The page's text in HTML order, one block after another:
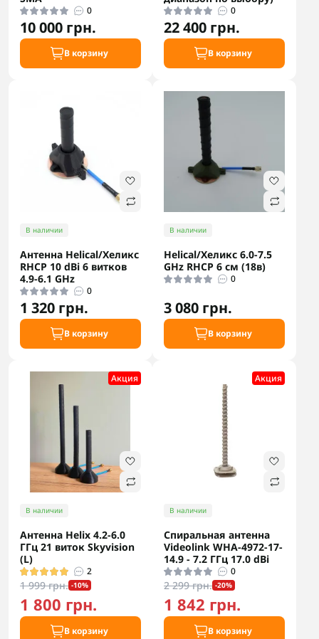
0
10 000 грн.
В корзину
0
22 400 грн.
В корзину
В наличии
Антенна Helical/Хеликс
RHCP 10 dBi 6 витков
4.9-6.1 GHz
0
1 320 грн.
В корзину
В наличии
Helical/Хеликс 6.0-7.5
GHz RHCP 6 см (18в)
0
3 080 грн.
В корзину
Акция
В наличии
Антенна Helix 4.2-6.0
ГГц 21 виток Skyvision
(L)
2
1 999 грн. -10%
1 800 грн.
В корзину
Акция
В наличии
Спиральная антенна
Videolink WHA-4972-17-
14.9 - 7.2 ГГц 17.0 dBi
0
2 299 грн. -20%
1 842 грн.
В корзину